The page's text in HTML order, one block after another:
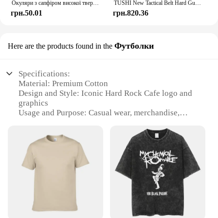
Окуляри з сапфіром високої твердості, анти-сині прогресивні окуляри для читання подвійного використання для далеких і близьких для чоловіків, жінок, сині окуляри проти світла
грн.50.01
TUSHI New Tactical Belt Hard Gun Belt for Men Metal Automatic Buckle Military Belt Tight Nylon Pistol Casual Belt Чоловічий пояс
грн.820.36
Here are the products found in the Футболки
Specifications:
Material: Premium Cotton
Design and Style: Iconic Hard Rock Cafe logo and
graphics
Usage and Purpose: Casual wear, merchandise,
Typical Adaptive Scenario: Music events, concerts,
casual gatherings
Shape or Size or Weight or Quantity: Available in
various sizes, lightweight for comfort
Performance and Property: Durable, comfortable,
easy to care for
Features:
|Wholesale|Vendors|